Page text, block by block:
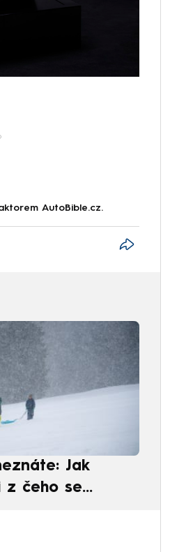
AutoBible.cz.
Jak
z čeho se